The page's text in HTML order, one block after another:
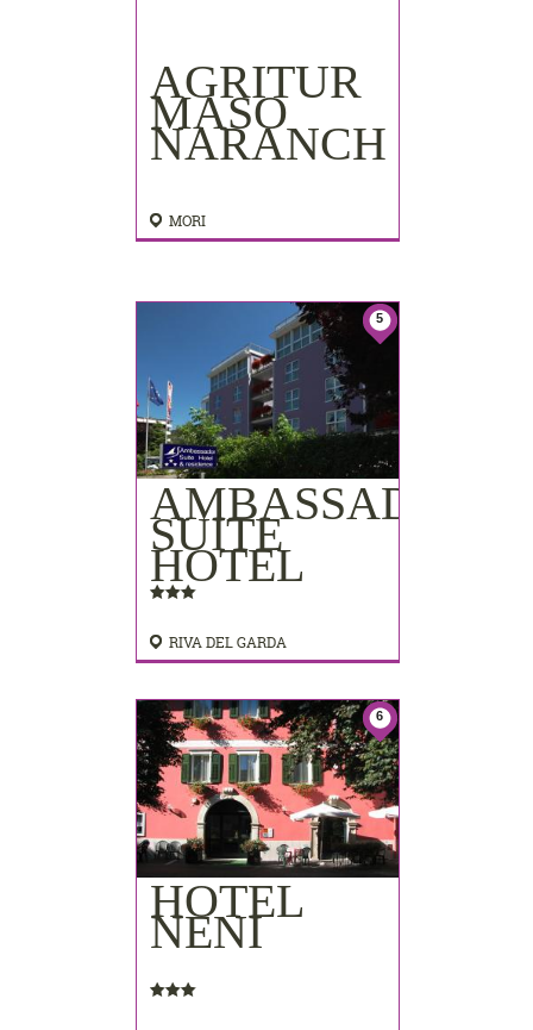
AGRITUR
MASO
NARANCH
MORI
5
AMBASSADOR
SUITE
HOTEL
RIVA DEL GARDA
6
HOTEL
NENI